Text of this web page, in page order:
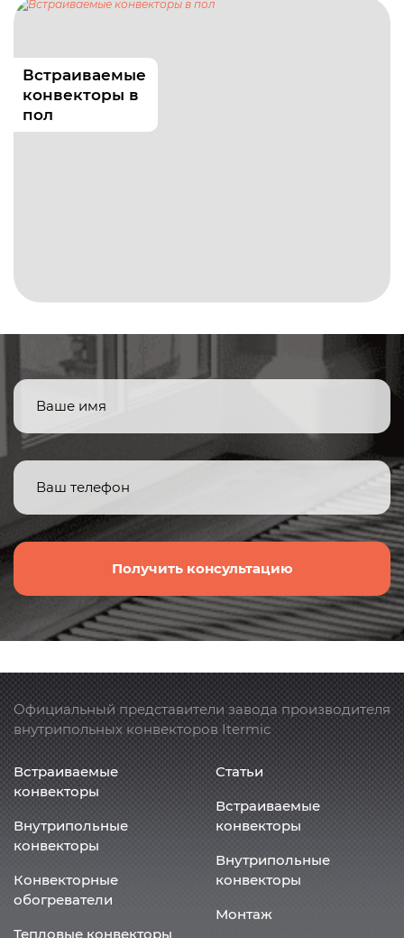
Встраиваемые
конвекторы в
пол
Получить консультацию
Официальный представители завода производителя
внутрипольных конвекторов Itermic
Встраиваемые
конвекторы
Внутрипольные
конвекторы
Конвекторные
обогреватели
Тепловые конвекторы
Статьи
Встраиваемые
конвекторы
Внутрипольные
конвекторы
Монтаж